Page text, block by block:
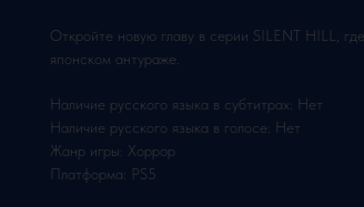
Откройте новую главу в серии SILENT HILL,
японском антураже.
Наличие русского языка в субтитрах: Нет
Наличие русского языка в голосе: Нет
Жанр игры: Хоррор
Платформа: PS5